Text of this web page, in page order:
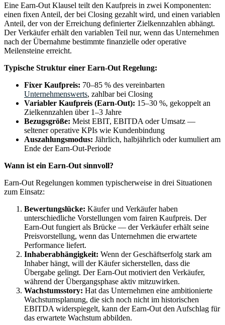
Eine Earn-Out Klausel teilt den Kaufpreis in zwei Komponenten:
einen fixen Anteil, der bei Closing gezahlt wird, und einen variablen
Anteil, der von der Erreichung definierter Zielkennzahlen abhängt.
Der Verkäufer erhält den variablen Teil nur, wenn das Unternehmen
nach der Übernahme bestimmte finanzielle oder operative
Meilensteine erreicht.
Typische Struktur einer Earn-Out Regelung:
Fixer Kaufpreis: 70–85 % des vereinbarten
Unternehmenswerts, zahlbar bei Closing
Variabler Kaufpreis (Earn-Out): 15–30 %, gekoppelt an
Zielkennzahlen über 1–3 Jahre
Bezugsgröße: Meist EBIT, EBITDA oder Umsatz —
seltener operative KPIs wie Kundenbindung
Auszahlungsmodus: Jährlich, halbjährlich oder kumuliert am
Ende der Earn-Out-Periode
Wann ist ein Earn-Out sinnvoll?
Earn-Out Regelungen kommen typischerweise in drei Situationen
zum Einsatz:
Bewertungslücke: Käufer und Verkäufer haben
unterschiedliche Vorstellungen vom fairen Kaufpreis. Der
Earn-Out fungiert als Brücke — der Verkäufer erhält seine
Preisvorstellung, wenn das Unternehmen die erwartete
Performance liefert.
Inhaberabhängigkeit: Wenn der Geschäftserfolg stark am
Inhaber hängt, will der Käufer sicherstellen, dass die
Übergabe gelingt. Der Earn-Out motiviert den Verkäufer,
während der Übergangsphase aktiv mitzuwirken.
Wachstumsstory: Hat das Unternehmen eine ambitionierte
Wachstumsplanung, die sich noch nicht im historischen
EBITDA widerspiegelt, kann der Earn-Out den Aufschlag für
das erwartete Wachstum abbilden.